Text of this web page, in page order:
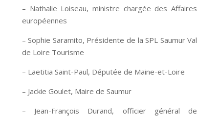
– Nathalie Loiseau, ministre chargée des Affaires
européennes
– Sophie Saramito, Présidente de la SPL Saumur Val
de Loire Tourisme
– Laetitia Saint-Paul, Députée de Maine-et-Loire
– Jackie Goulet, Maire de Saumur
– Jean-François Durand, officier général de